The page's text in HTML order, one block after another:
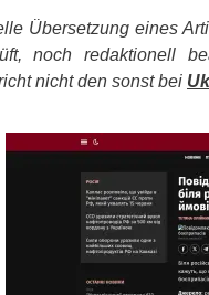
Übersetzung eines
noch redaktionell
nicht den sonst bei